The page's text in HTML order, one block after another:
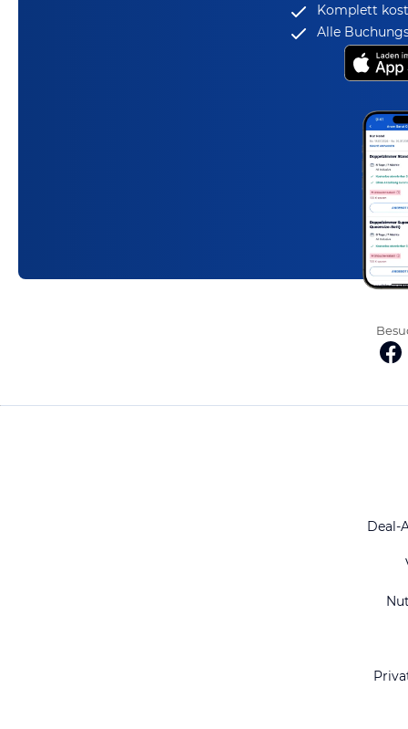
Komplett
Alle
Deal-